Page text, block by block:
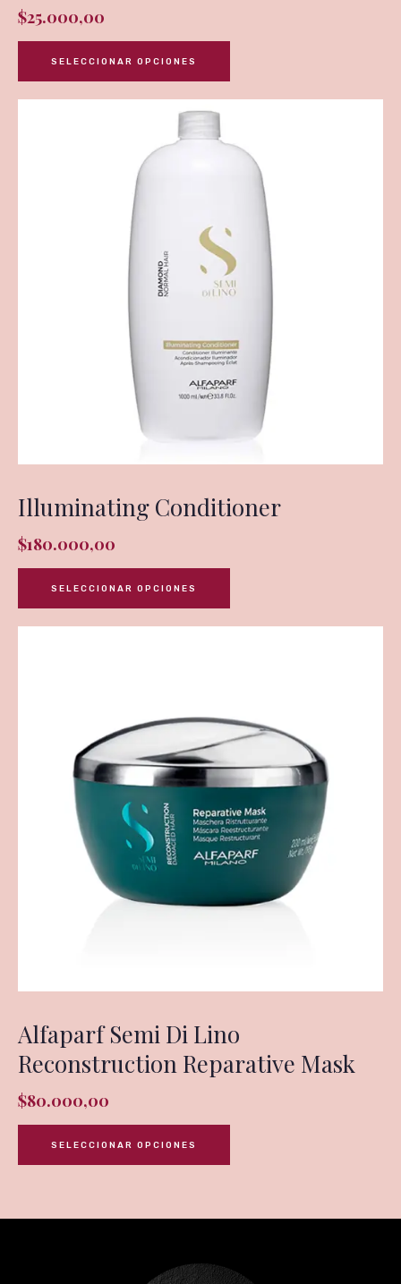
$25.000,00
SELECCIONAR OPCIONES
Illuminating Conditioner
$180.000,00
SELECCIONAR OPCIONES
Alfaparf Semi Di Lino
Reconstruction Reparative Mask
$80.000,00
SELECCIONAR OPCIONES